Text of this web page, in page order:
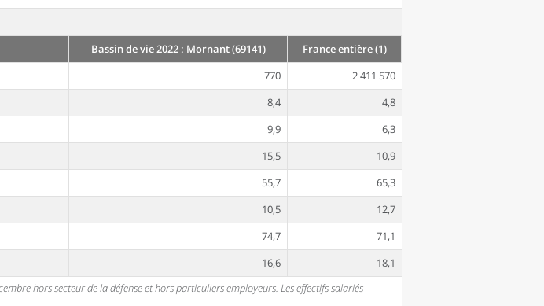
Bassin de vie 2022 : Mornant (69141)
France entière (1)
770
2 411 570
8,4
4,8
9,9
6,3
15,5
10,9
55,7
65,3
10,5
12,7
74,7
71,1
16,6
18,1
hors secteur de la défense et hors particuliers employeurs. Les effectifs salariés